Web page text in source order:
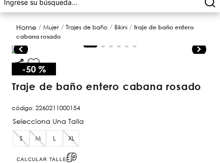
mujer trajes de baño bikini
traje de baño entero
cabana rosado
-50 %
traje de baño entero cabana rosado
código:2260211000154
S M L XL
CALCULAR TALLE